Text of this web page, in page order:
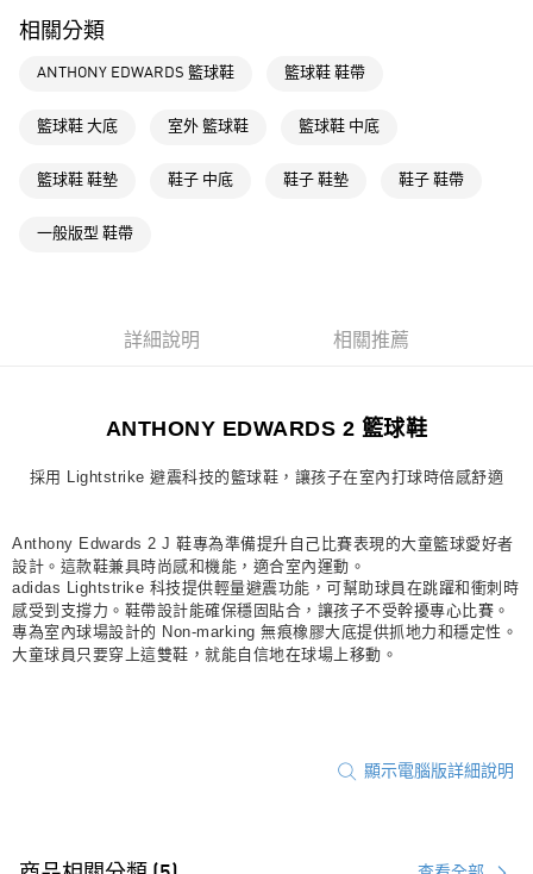
每筆NT$80，滿NT$1,500(含以上)免運費
付款後萊爾富取貨
每筆NT$80，滿NT$1,500(含以上)免運費
每筆NT$80，滿NT$1,500(含以上)免運費
相關分類
ANTHONY EDWARDS 籃球鞋 籃球鞋 鞋帶
籃球鞋 大底 室外 籃球鞋 籃球鞋 中底
籃球鞋 鞋墊 鞋子 中底 鞋子 鞋墊 鞋子 鞋帶
一般版型 鞋帶
詳細說明 相關推薦
ANTHONY EDWARDS 2 籃球鞋
採用 Lightstrike 避震科技的籃球鞋，讓孩子在室內打球時倍感舒適
Anthony Edwards 2 J 鞋專為準備提升自己比賽表現的大童籃球愛好者
設計。這款鞋兼具時尚感和機能，適合室內運動。
adidas Lightstrike 科技提供輕量避震功能，可幫助球員在跳躍和衝刺時
感受到支撐力。鞋帶設計能確保穩固貼合，讓孩子不受幹擾專心比賽。
專為室內球場設計的 Non-marking 無痕橡膠大底提供抓地力和穩定性。
大童球員只要穿上這雙鞋，就能自信地在球場上移動。
顯示電腦版詳細說明